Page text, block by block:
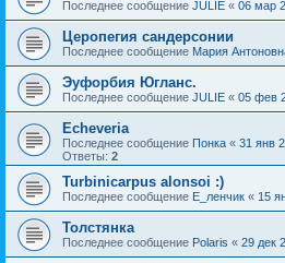
Последнее сообщение JULIE « 06 мар
Церопегия сандерсонии
Последнее сообщение Мария
Эуфорбия Югланс.
Последнее сообщение JULIE « 05 фев
Echeveria
Последнее сообщение Понка « 31 янв
Ответы: 2
Turbinicarpus alonsoi :)
Последнее сообщение Е_ленчик « 15
Толстянка
Последнее сообщение Polaris « 29 дек